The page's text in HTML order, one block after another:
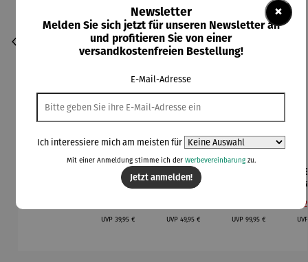
Bio-
Saatgut-
Naturfarb
kreis
UVP Regulärer Preis:
39,95 €
Bio-
Saatgut-
- Grosse
Sprossenb
UVP Regulärer Preis:
49,95 €
-
Selbstvers
UVPRegulärer Preis:
99,95 €
-
×
Newsletter
Melden Sie sich jetzt für unseren Newsletter an
und profitieren Sie von einer
versandkostenfreien Bestellung!
E-Mail-Adresse
Ich interessiere mich am meisten für
Mit einer Anmeldung stimme ich der Werbevereinbarungzu.
Jetzt anmelden!